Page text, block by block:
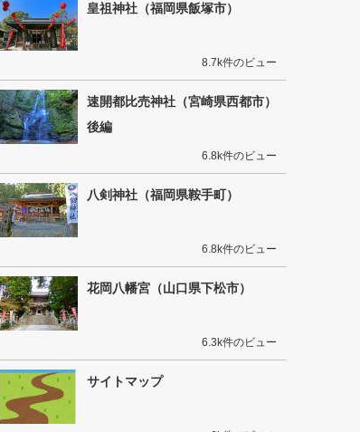
皇祖神社（福岡県飯塚市）
8.7k件のビュー
速開都比売神社（宮崎県西都市）
後編
6.8k件のビュー
八剣神社（福岡県鞍手町）
6.8k件のビュー
花岡八幡宮（山口県下松市）
6.3k件のビュー
サイトマップ